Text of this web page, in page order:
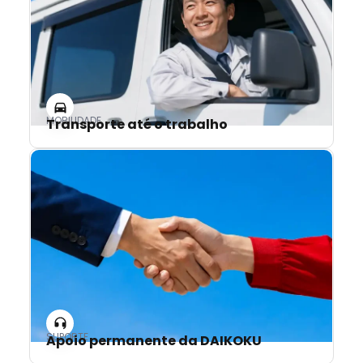
MOBILIDADE
Transporte até o trabalho
SUPORTE
Apoio permanente da DAIKOKU